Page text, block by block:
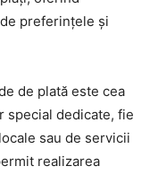
preferințele și
de plată este cea
special dedicate, fie
sau de servicii
realizarea